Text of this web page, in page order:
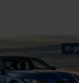
KI-